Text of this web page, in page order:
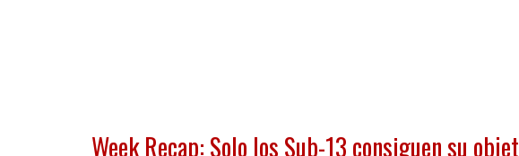
Week Recap: Solo los Sub-13 consiguen su